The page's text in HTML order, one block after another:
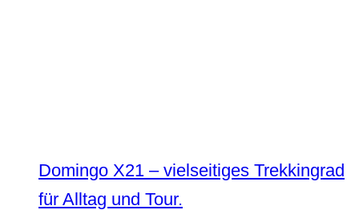
Domingo X21 – vielseitiges Trekkingrad
für Alltag und Tour.